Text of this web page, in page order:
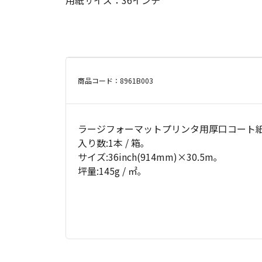
商品コード：8961B003
ラージフォーマットプリンタ用厚口コート
入り数:1本 / 箱｡
サイズ:36inch(914mm)×30.5m｡
坪量:145g / ㎡｡